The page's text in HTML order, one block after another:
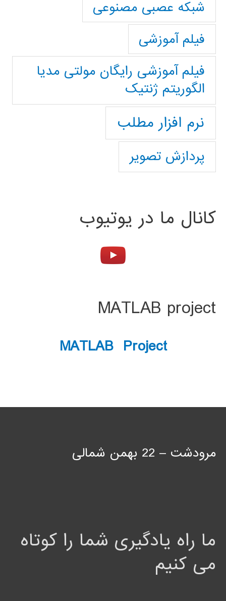
شبکه عصبی مصنوعی
فیلم آموزشی
فیلم آموزشی رایگان مولتی مدیا
الگوریتم ژنتیک
نرم افزار مطلب
پردازش تصویر
کانال ما در یوتیوب
MATLAB project
MATLAB Project
مرودشت – 22 بهمن شمالی
ما راه یادگیری شما را کوتاه
می کنیم